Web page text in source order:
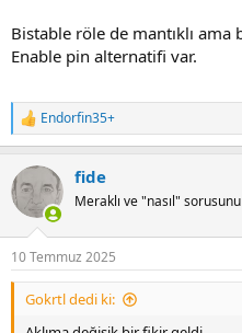
Bistable röle de mantıklı
Enable pin alternatifi var.
R
e
c
t
i
s
:
Endorfin35+
fide
Meraklı ve "nasıl"
10 Temmuz 2025
Gokrtl dedi ki: